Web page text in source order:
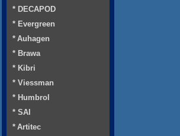
* DECAPOD
* Evergreen
* Auhagen
* Brawa
* Kibri
* Viessman
* Humbrol
* SAI
* Artitec